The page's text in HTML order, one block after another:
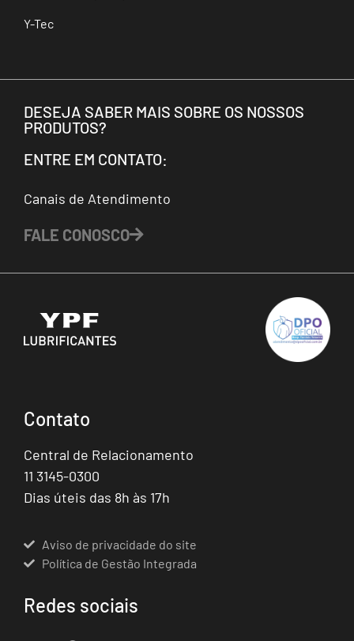
Y-Tec
DESEJA SABER MAIS SOBRE OS NOSSOS
PRODUTOS?
ENTRE EM CONTATO:
Canais de Atendimento
FALE CONOSCO
Contato
Central de Relacionamento
11 3145-0300
Dias úteis das 8h às 17h
Aviso de privacidade do site
Política de Gestão Integrada
Redes sociais